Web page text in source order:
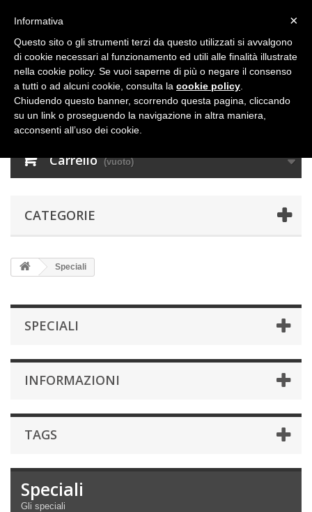
Carrello (vuoto)
CATEGORIE
Speciali
SPECIALI
INFORMAZIONI
TAGS
Speciali
Gli speciali
×
Informativa
Questo sito o gli strumenti terzi da questo utilizzati si avvalgono
di cookie necessari al funzionamento ed utili alle finalità illustrate
nella cookie policy. Se vuoi saperne di più o negare il consenso
a tutti o ad alcuni cookie, consulta la cookie policy
Chiudendo questo banner, scorrendo questa pagina, cliccando
su un link o proseguendo la navigazione in altra maniera,
acconsenti all’uso dei cookie.